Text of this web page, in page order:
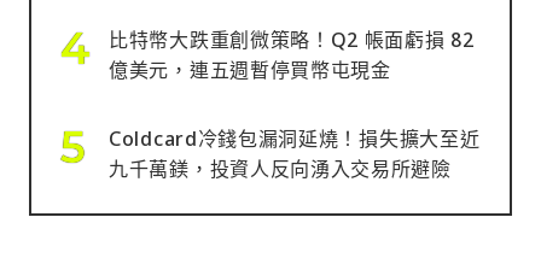
比特幣大跌重創微策略！Q2 帳面虧損 82
億美元，連五週暫停買幣屯現金
Coldcard冷錢包漏洞延燒！損失擴大至近
九千萬鎂，投資人反向湧入交易所避險